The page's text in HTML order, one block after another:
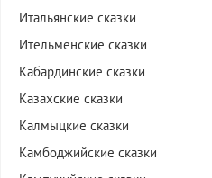
Итальянские сказки
Ительменские сказки
Кабардинские сказки
Казахские сказки
Калмыцкие сказки
Камбоджийские сказки